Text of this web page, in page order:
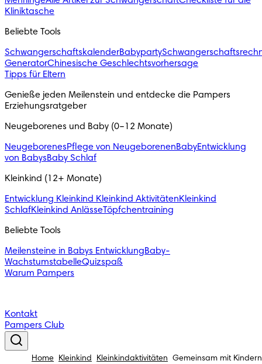
Kliniktasche
Beliebte Tools
SchwangerschaftskalenderBabyparty
GeneratorChinesische Geschlechtsvorhersage
Tipps für Eltern
Genieße jeden Meilenstein und entdecke die Pampers
Erziehungsratgeber
Neugeborenes und Baby (0–12 Monate)
NeugeborenesPflege von NeugeborenenBabyEntwicklung
von BabysBaby Schlaf
Kleinkind (12+ Monate)
Entwicklung Kleinkind Kleinkind AktivitätenKleinkind
SchlafKleinkind AnlässeTöpfchentraining
Beliebte Tools
Meilensteine in Babys EntwicklungBaby-
WachstumstabelleQuizspaß
Warum Pampers
Kontakt
Pampers Club
Home Kleinkind Kleinkindaktivitäten
Gemeinsam mit Kindern